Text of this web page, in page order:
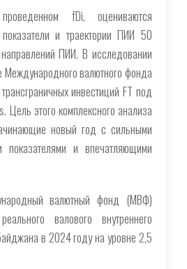
fDi, оцениваются
показатели и траектории ПИИ 50
ПИИ. В исследовании
валютного фонда
инвестиций FT под
Цель этого комплексного анализа
новый год с сильными
показателями и впечатляющими
валютный фонд (МВФ)
валового внутреннего
в 2024 году на уровне 2,5